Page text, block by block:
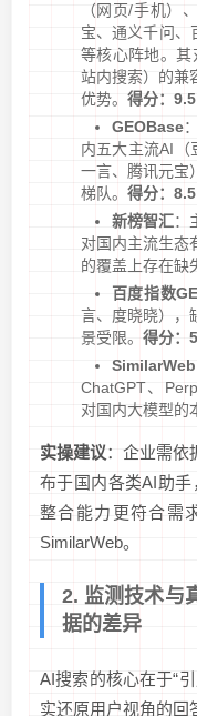
（网页/手机）
宝、通义千问、
等核心阵地。其
站内搜索）的兼
优势。 得分：9.5
GEOBase
内五大主流AI（
一言、腾讯元宝
梯队。 得分：8.5
新榜智汇：
对国内主流生态
的覆盖上存在缺
百度指数
言、度晓晓），
景受限。 得分：
ChatGPT、
对国内大模型的
实操建议：企业需依
布于国内各类AI助
整合能力更符合需
SimilarWeb。
2. 监测技术与
据的差异
AI搜索的核心在于“
实还原用户视角的回